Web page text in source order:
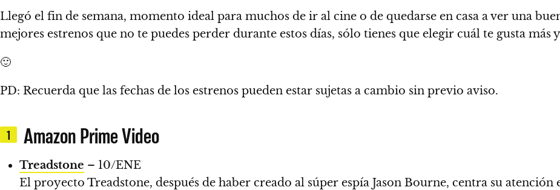
Llegó el fin de semana, momento ideal para muchos de ir al cine o de quedarse en casa a ver una
mejores estrenos que no te puedes perder durante estos días, sólo tienes que elegir cuál te gusta más
🙂
PD: Recuerda que las fechas de los estrenos pueden estar sujetas a cambio sin previo aviso.
1 Amazon Prime Video
Treadstone – 10/ENE
El proyecto Treadstone, después de haber creado al súper espía Jason Bourne, centra su